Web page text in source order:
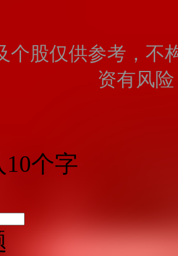
个股仅供参考，不
资有风
个字